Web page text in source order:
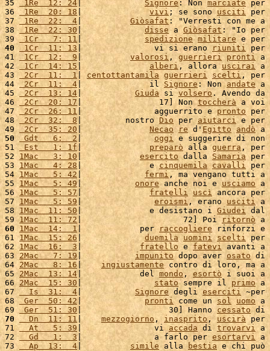
35 1Re  12: 24| Signore : Non marciate per
36 1Re  20: 18 | vivi ; se sono usciti per
37 1Re  22:  4 | Giòsafat: "Verresti con me a
38
1Re  22: 30| disse a Giòsafat: "Io per
39 1Cr   7: 11 | spedizione militare e per
40
1Cr  11: 13 |               vi si erano riuniti per
41 1Cr  12:  9| valorosi , guerrieri pronti a
42 1Cr  14: 15 | alberi , allora uscirai a
43 2Cr  11:  1 | centottantamila guerrieri scelti , per
44 2Cr  11:  4 |              il Signore : Non andate a
45 2Cr  13: 14 | Giuda si volsero . Avendo da
46
2Cr  20: 17 |                17] Non toccherà a voi
47 2Cr  26: 11|               agguerrito e pronto per
48 2Cr  32:  8|         nostro Dio per aiutarci e per
49 2Cr  35: 20 | Necao re d'Egitto andò a
50
Gdt   6:  2 | oggi e suggerire di non
51 Est   1: 1f | preparò alla guerra , per
52 1Mac   3: 10| esercito dalla Samaria per
53 1Mac   4: 28 |              e cinquemila cavalli per
54 1Mac   5: 42 | fermi, ma vengano tutti a
55 1Mac   5: 49| onore anche noi e usciamo a
56 1Mac   5: 57 | fratelli uscì ancora per
57 1Mac   5: 59 | eroismi , erano usciti a
58 1Mac  11: 50|              e desistano i Giudei dal
59 1Mac  11: 72 |                     72] Poi ritornò a
60
1Mac  14:  1 |            per raccogliere rinforzi e
61 1Mac  15: 26 | duemila uomini scelti per
62 1Mac  16:  3 | fratello e fatevi avanti a
63 2Mac   7: 19 | impunito dopo aver osato di
64 2Mac   8: 16| ingiustamente contro di loro, ma a
65 2Mac  13: 14|            del mondo, esortò i suoi a
66 2Mac  15: 30 | stato sempre il primo a
67
  Is  31:  4
| Signore degli eserciti ~per
68
Ger  50: 42 | pronti come un sol uomo a
69 Ger  51: 30|                  30] Hanno cessato di
70
  Dn  11: 11
| mezzogiorno , inasprito, uscirà per
71
  At   5: 39
|               vi accada di trovarvi a
72
  Gd   1:  3
|               a farlo per esortarvi a
73
  Ap  13:  4
| simile alla bestia e chi può